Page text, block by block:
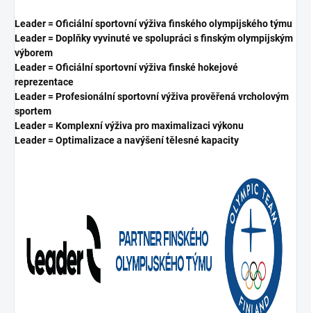
Leader = Oficiální sportovní výživa finského olympijského týmu
Leader = Doplňky vyvinuté ve spolupráci s finským olympijským
výborem
Leader = Oficiální sportovní výživa finské hokejové
reprezentace
Leader = Profesionální sportovní výživa prověřená vrcholovým
sportem
Leader = Komplexní výživa pro maximalizaci výkonu
Leader = Optimalizace a navýšení tělesné kapacity